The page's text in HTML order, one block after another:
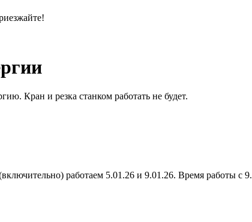
Кран и резка станком работать не будет.
работаем 5.01.26 и 9.01.26. Время работы с